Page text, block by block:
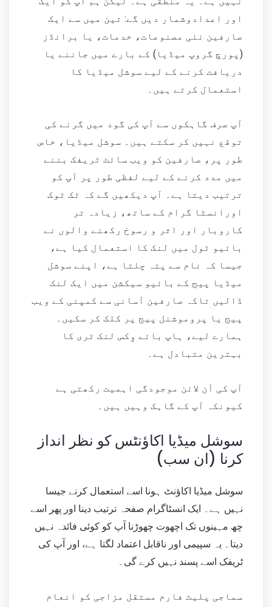
اور اعدادوشمار دیں گے: تین میں سے ایک
صارفین نئی مصنوعات، خدمات، یا برانڈز
(پورچ گروپ میڈیا) کے بارے میں جاننے یا
دریافت کرنے کے لیے سوشل میڈیا کا
استعمال کرتے ہیں۔
آپ صرف گاہکوں سے آپ کی گود میں گرنے کی
توقع نہیں کر سکتے ہیں۔ سوشل میڈیا، خاص
طور پر، صارفین کو ویب سائٹ ٹریفک بننے
میں مدد کرنے کے لیے لفظی طور پر آپ کو
ترتیب دیتا ہے۔ آپ دیکھیں گے کہ ٹک ٹوک
اورانسٹا گرام کے ساتھ، زیادہ تر
کاروبار اور اثر و رسوخ رکھنے والوں نے
بائیو ٹول میں لنک کا استعمال کیا ہے،
جیسا کہ نام سے پتہ چلتا ہے، اپنے سوشل
میڈیا پیج کے بائیو سیکشن میں ایک لنک
ڈالیں تاکہ صارفین آسانی سے کمپنی کے ویب
پیج یا پروموشنل پیج پر کلک کر سکیں۔
ہمارے لیے، ہاپ بائے وِکس لنک ٹری کا
بہترین متبادل ہے۔
آپ کی آن لائن موجودگی اہمیت رکھتی ہے
کیونکہ آپ کے گاہک وہیں ہیں۔
سوشل میڈیا اکاؤنٹس کو نظر انداز
کرنا (ان سب)
سوشل میڈیا اکاؤنٹ ہونا اسے استعمال کرنے جیسا
نہیں ہے۔ ایک انسٹاگرام صفحہ ترتیب دینا اور پھر اسے
چھ مہینوں تک اچھوت چھوڑنا آپ کو کوئی فائدہ نہیں
دیتا۔ یہ سپیمی اور ناقابل اعتماد لگتا ہے، اور آپ کی
ٹریفک اسے پسند نہیں کرے گی۔
سماجی پلیٹ فارم مستقل مزاجی کو انعام